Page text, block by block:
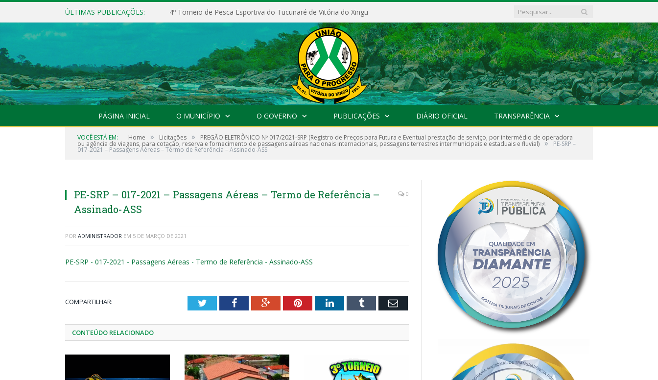
ÚLTIMAS PUBLICAÇÕES: 4º Torneio de Pesca Esportiva do Tucunaré de Vitória do Xingu
PÁGINA INICIAL O MUNICÍPIO O GOVERNO PUBLICAÇÕES DIÁRIO OFICIAL TRANSPARÊNCIA
VOCÊ ESTÁ EM: Home » Licitações » PREGÃO ELETRÔNICO Nº 017/2021-SRP (Registro de Preços para Futura e Eventual prestação de serviço, por intermédio de operadora
ou agência de viagens, para cotação, reserva e fornecimento de passagens aéreas nacionais internacionais, passagens terrestres intermunicipais e estaduais e fluvial) » PE-SRP –
017-2021 – Passagens Aéreas – Termo de Referência – Assinado-ASS
PE-SRP – 017-2021 – Passagens Aéreas – Termo de Referência –
Assinado-ASS
0
POR ADMINISTRADOR EM 5 DE MARÇO DE 2021
PE-SRP - 017-2021 - Passagens Aéreas - Termo de Referência - Assinado-ASS
COMPARTILHAR: TwitterFacebookGoogle+PinterestLinkedInTumblr Email
CONTEÚDO RELACIONADO